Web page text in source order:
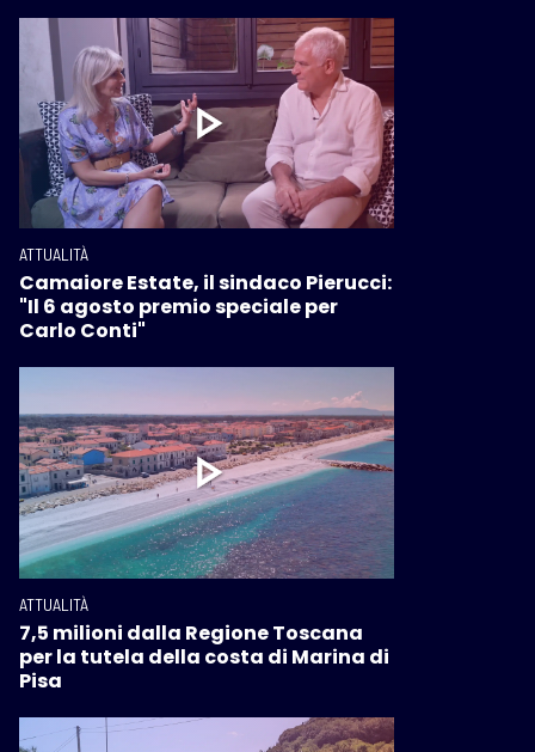
ATTUALITÀ
Camaiore Estate, il sindaco Pierucci:
"Il 6 agosto premio speciale per
Carlo Conti"
ATTUALITÀ
7,5 milioni dalla Regione Toscana
per la tutela della costa di Marina di
Pisa